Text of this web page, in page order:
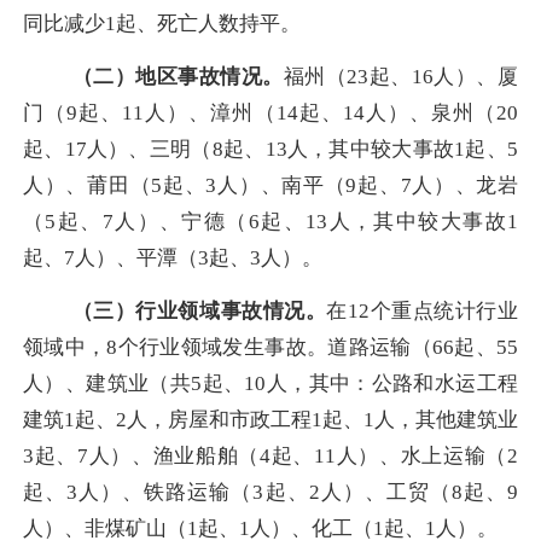
同比减少1起、死亡人数持平。
（二）地区事故情况。 福州（23起、16人 ）、
厦
门
（9起、 11 人） 、漳州（ 14起、 14人）、 泉州（ 20
起、 17 人 ）、三明 （8起、 13 人 ，其中较大事故1起、5
人 ） 、莆田（5起、3 人 ）、南平（9起、 7 人）
、龙岩
（ 5起、7人 ）、宁德（ 6起、13人，其中较大事故1
起、7人 ）、平潭（3起、3人 ） 。
（三）行业领域事故情况。在12个重点统计行业
领域中，8个行业领域发生事故。道路运输（66起、 55
人）
、建筑业（共5起、10人，其中： 公路和水运工程
建筑1起、2人，房屋和市政工程1起、1人，其他建筑业
3起、7人 ）、 渔业船舶（4起、11人 ）、水上运输（2
起、3人 ）、铁路运输（3起、2人 ）、工贸（8起、9
人 ）、非煤矿山（1起、1人 ）、化工（1起、1人 ） 。